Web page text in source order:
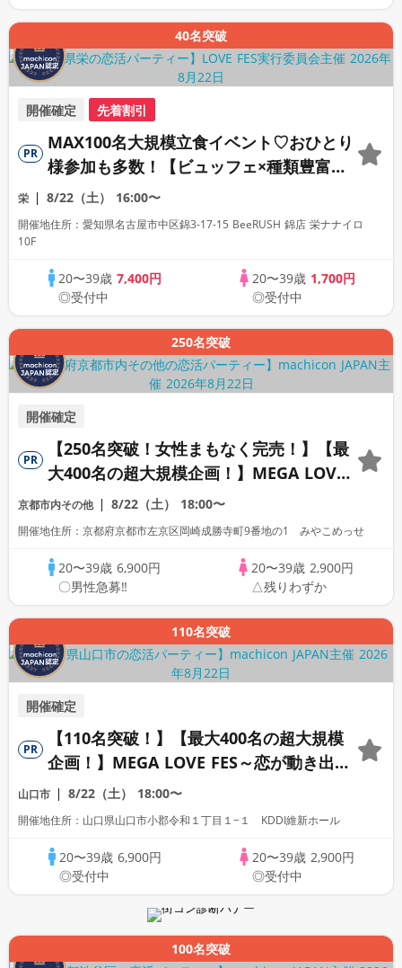
40名突破
開催確定 先着割引
PR
MAX100名大規模立食イベント♡おひとり
様参加も多数！【ビュッフェ×種類豊富な
フリードリンク♪】【大人の広々ダイニン
グバー貸切】～LOVE FES NAGOYA～
栄 8/22（土） 16:00〜
開催地住所：愛知県名古屋市中区錦3‑17‑15 BeeRUSH 錦店 栄ナナイロ
10F
20〜39歳7,400円
◎受付中
20〜39歳 1,700円
◎受付中
250名突破
開催確定
PR
【250名突破！女性まもなく完売！】【最
大400名の超大規模企画！】MEGA LOVE
FES～恋が動き出す出会いの祭典～
京都市内その他 8/22（土） 18:00〜
開催地住所：京都府京都市左京区岡崎成勝寺町9番地の1 みやこめっせ
20〜39歳6,900円
〇男性急募‼
20〜39歳2,900円
△残りわずか
110名突破
開催確定
PR
【110名突破！】【最大400名の超大規模
企画！】MEGA LOVE FES～恋が動き出す
出会いの祭典～
山口市 8/22（土） 18:00〜
開催地住所：山口県山口市小郡令和１丁目１−１ KDDI維新ホール
20〜39歳 6,900円
◎受付中
20〜39歳 2,900円
◎受付中
100名突破